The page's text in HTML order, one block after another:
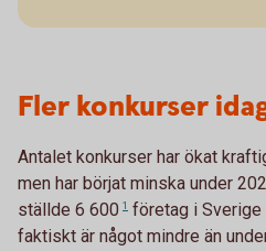
Fler konkurser
Antalet konkurser har ökat
men har börjat minska under
ställde 6 600 1 företag i Sverige
faktiskt är något mindre än